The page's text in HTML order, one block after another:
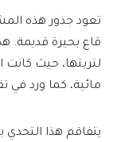
تعود جذور هذه
قاع بحيرة قديمة.
لتربتها، حيث
مائية، كما ورد في
يتفاقم هذا